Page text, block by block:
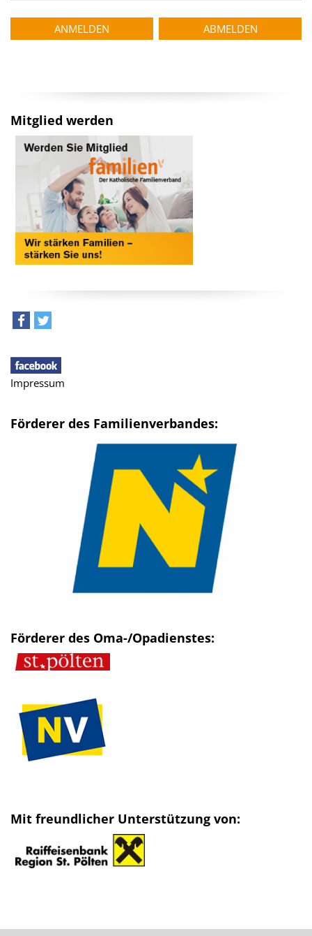
Mitglied werden
Impressum
Förderer des Familienverbandes:
Förderer des Oma-/Opadienstes:
Mit freundlicher Unterstützung von: